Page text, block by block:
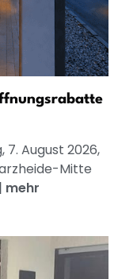
7. August 2026,
Mitte
| mehr